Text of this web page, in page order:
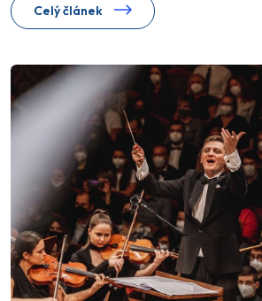
Celý článek